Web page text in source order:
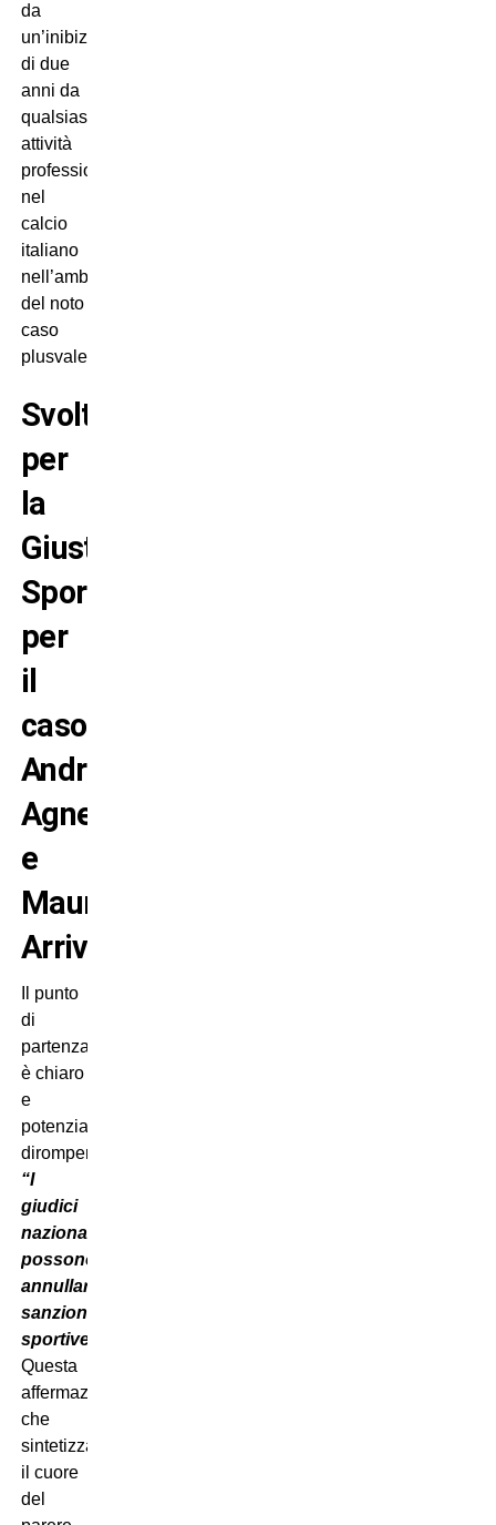
da
un’inibizione
di due
anni da
qualsiasi
attività
professionale
nel
calcio
italiano
nell’ambito
del noto
caso
plusvalenze.
Svolta
per
la
Giustizia
Sportiva
per
il
caso
Andrea
Agnelli
e
Maurizio
Arrivabene?
Il punto
di
partenza
è chiaro
e
potenzialmente
dirompente:
“I
giudici
nazionali
possono
annullare
sanzioni
sportive”
Questa
affermazione,
che
sintetizza
il cuore
del